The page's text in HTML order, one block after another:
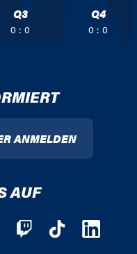
Q3
0 : 0
Q4
0 : 0
ANMELDEN
AUF